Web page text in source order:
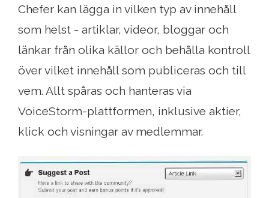
Chefer kan lägga in vilken typ av innehåll
som helst - artiklar, videor, bloggar och
länkar från olika källor och behålla kontroll
över vilket innehåll som publiceras och till
vem. Allt spåras och hanteras via
VoiceStorm-plattformen, inklusive aktier,
klick och visningar av medlemmar.